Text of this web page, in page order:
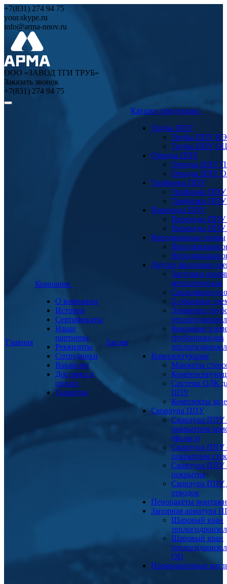
+7(831) 274 94 75
your.skype.ru
info@arma-nnov.ru
ООО «ЗАВОД ТГИ ТРУБ»
Заказать звонок
+7(831) 274 94 75
Главная
Компания
О компании
История
Сертификаты
Наши
партнеры
Реквизиты
Сотрудники
Вакансии
Доставка и
оплата
Гарантия
Акции
Каталог продукции
Трубы ППУ
Трубы ППУ ПЭ
Трубы ППУ ОЦ
Отводы ППУ
Отводы ППУ
Отводы ППУ
Тройники ППУ
Тройники
Тройники
Переходы ППУ
Переходы
Переходы
Неподвижные опоры
Неподвижная
Неподвижная
Другие фасонные
Заглушка
металлическая
Скользящие
Z-образные
Элементы
Концевые
трубопроводов
Комплектующие
Манжеты
Система ОДК
ППУ
Комплекты
Скорлупа ППУ
Скорлупа ППУ
покрытием
(фольга)
Скорлупа ППУ
покрытием
Скорлупа ППУ
покрытия
Скорлупа ППУ
отводов
Пенопакеты
Запорная арматура
Шаровый кран
Шаровый кран
ОЦ
Промышленные